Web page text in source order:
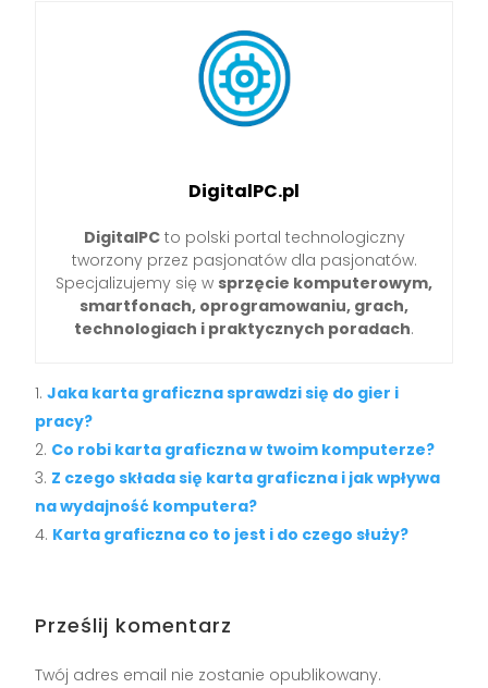
DigitalPC.pl
DigitalPCto polski portal technologiczny
tworzony przez pasjonatów dla pasjonatów.
Specjalizujemy się w sprzęcie komputerowym,
smartfonach, oprogramowaniu, grach,
technologiach i praktycznych poradach.
Jaka karta graficzna sprawdzi się do gier i
pracy?
Co robi karta graficzna w twoim komputerze?
Z czego składa się karta graficzna i jak wpływa
na wydajność komputera?
Karta graficzna co to jest i do czego służy?
Prześlij komentarz
Twój adres email nie zostanie opublikowany.